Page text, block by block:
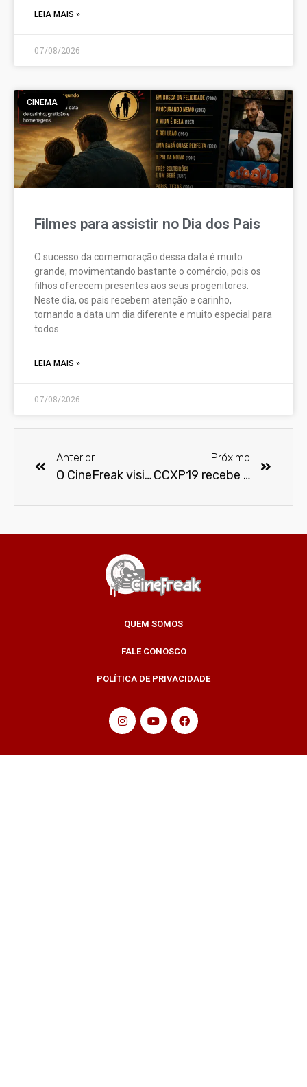
LEIA MAIS »
07/08/2026
CINEMA
Filmes para assistir no Dia dos Pais
O sucesso da comemoração dessa data é muito
grande, movimentando bastante o comércio, pois os
filhos oferecem presentes aos seus progenitores.
Neste dia, os pais recebem atenção e carinho,
tornando a data um dia diferente e muito especial para
todos
LEIA MAIS »
07/08/2026
Anterior
O CineFreak visitou a exposição que comemora os 80 anos do Homem Morcego
Próximo
CCXP19 recebe Julien Bolbach para apresentar o incrível making of do filme “O Rei Leão”
QUEM SOMOS
FALE CONOSCO
POLÍTICA DE PRIVACIDADE